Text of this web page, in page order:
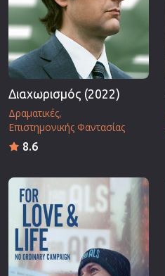
Διαχωρισμός (2022)
Δραματικές
Επιστημονικής Φαντασίας
8.6